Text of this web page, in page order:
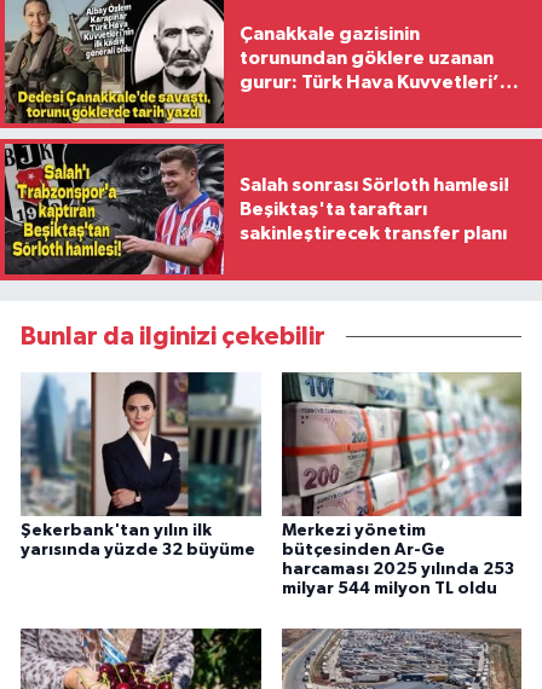
Çanakkale gazisinin
torunundan göklere uzanan
gurur: Türk Hava Kuvvetleri’nin
Salah sonrası Sörloth hamlesi!
Beşiktaş'ta taraftarı
sakinleştirecek transfer planı
Bunlar da ilginizi çekebilir
Şekerbank'tan yılın ilk
yarısında yüzde 32 büyüme
Merkezi yönetim
bütçesinden Ar-Ge
harcaması 2025 yılında 253
milyar 544 milyon TL oldu